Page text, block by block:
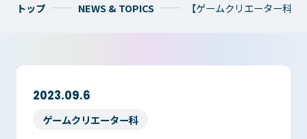
WEB出願
トップ NEWS & TOPICS 【ゲームクリエーター科】
2023.09.6
ゲームクリエーター科